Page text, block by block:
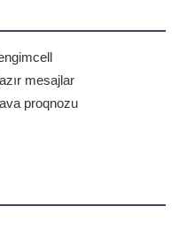
mesajlar
proqnozu